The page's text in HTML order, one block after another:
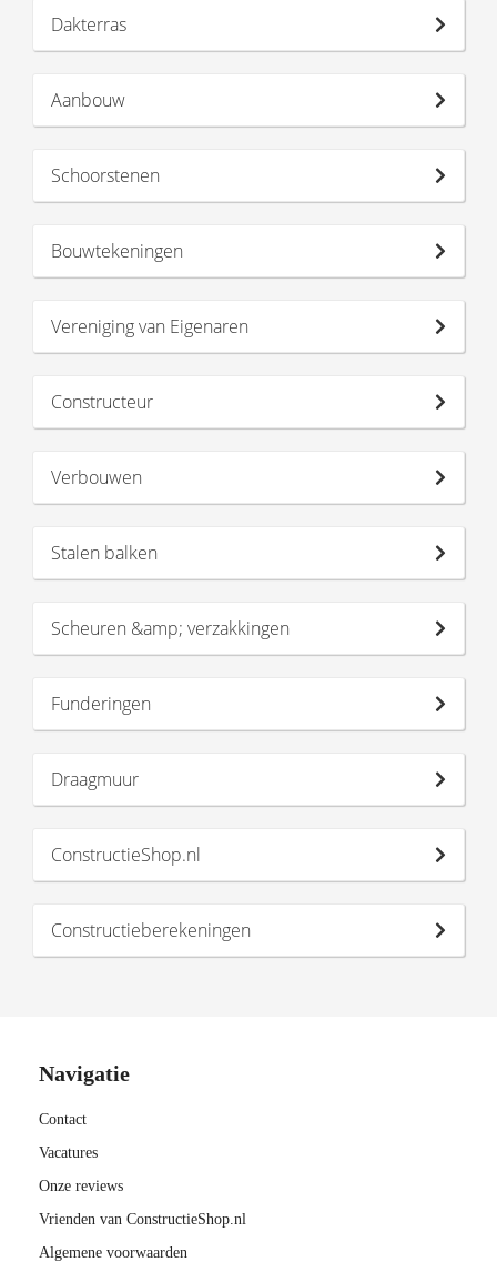
Dakterras
Aanbouw
Schoorstenen
Bouwtekeningen
Vereniging van Eigenaren
Constructeur
Verbouwen
Stalen balken
Scheuren &amp; verzakkingen
Funderingen
Draagmuur
ConstructieShop.nl
Constructieberekeningen
Navigatie
Contact
Vacatures
Onze reviews
Vrienden van ConstructieShop.nl
Algemene voorwaarden